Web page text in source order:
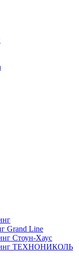
Grand Line
Стоун-Хаус
ТЕХНОНИКОЛЬ